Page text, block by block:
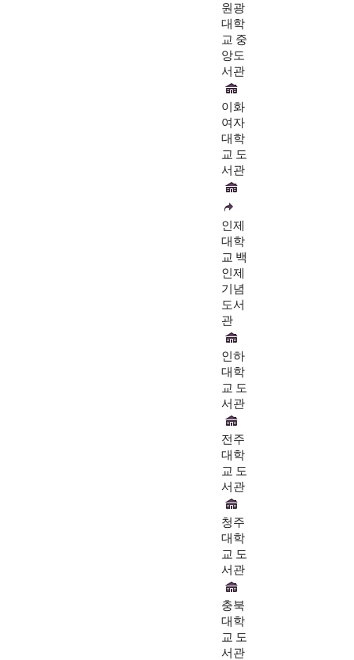
원광
대학
교 중
앙도
서관
이화
여자
대학
교 도
서관
인제
대학
교 백
인제
기념
도서
관
인하
대학
교 도
서관
전주
대학
교 도
서관
청주
대학
교 도
서관
충북
대학
교 도
서관